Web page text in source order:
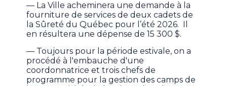
— La Ville acheminera une demande à la
fourniture de services de deux cadets de
la Sûreté du Québec pour l’été 2026. Il
en résultera une dépense de 15 300 $.
— Toujours pour la période estivale, on a
procédé à l'embauche d'une
coordonnatrice et trois chefs de
programme pour la gestion des camps de